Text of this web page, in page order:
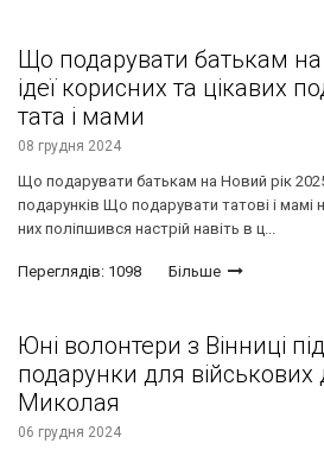
Що подарувати батькам на
ідеї корисних та цікавих
тата і мами
08 грудня 2024
Що подарувати батькам на Новий рік
подарунків Що подарувати татові і мамі
них поліпшився настрій навіть в ц...
Переглядів: 1098 Більше
Юні волонтери з Вінниці
подарунки для військових
Миколая
06 грудня 2024